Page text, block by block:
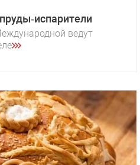
ведут